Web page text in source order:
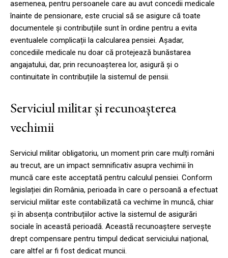
asemenea, pentru persoanele care au avut concedii medicale
înainte de pensionare, este crucial să se asigure că toate
documentele și contribuțiile sunt în ordine pentru a evita
eventualele complicații la calcularea pensiei. Așadar,
concediile medicale nu doar că protejează bunăstarea
angajatului, dar, prin recunoașterea lor, asigură și o
continuitate în contribuțiile la sistemul de pensii.
Serviciul militar și recunoașterea
vechimii
Serviciul militar obligatoriu, un moment prin care mulți români
au trecut, are un impact semnificativ asupra vechimii în
muncă care este acceptată pentru calculul pensiei. Conform
legislației din România, perioada în care o persoană a efectuat
serviciul militar este contabilizată ca vechime în muncă, chiar
și în absența contribuțiilor active la sistemul de asigurări
sociale în această perioadă. Această recunoaștere servește
drept compensare pentru timpul dedicat serviciului național,
care altfel ar fi fost dedicat muncii.